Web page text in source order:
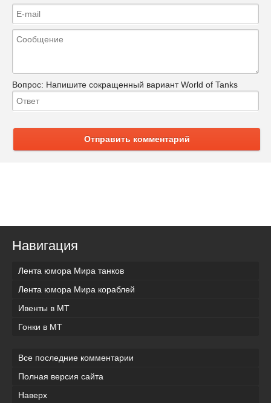
Вопрос: Напишите сокращенный вариант World of Tanks
Отправить комментарий
Навигация
Лента юмора Мира танков
Лента юмора Мира кораблей
Ивенты в МТ
Гонки в МТ
Все последние комментарии
Полная версия сайта
Наверх